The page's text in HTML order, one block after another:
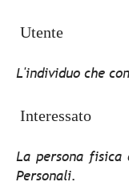
Utente
L'individuo che
Interessato
La persona
Personali.